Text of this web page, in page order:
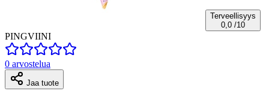
Terveellisyys
0,0 /10
PINGVIINI
0 arvostelua
Jaa tuote